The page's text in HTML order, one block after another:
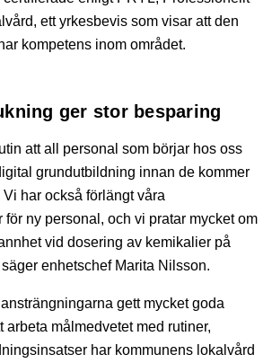
ett yrkesbevis som visar att den
kompetens inom området.
ger stor besparing
att all personal som börjar hos oss
grundutbildning innan de kommer
har också förlängt våra
för ny personal, och vi pratar mycket om
vid dosering av kemikalier på
enhetschef Marita Nilsson.
gett mycket goda
arbeta målmedvetet med rutiner,
har kommunens lokalvård